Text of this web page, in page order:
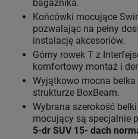
bagażnika.
Końcówki mocujące
pozwalając na pełny
instalację akcesoriów.
Górny rowek T z
komfortowy montaż i
Wyjątkowo mocna
strukturze BoxBeam.
Wybrana szerokość
mocujący są specjalnie
5-dr SUV 15- dach